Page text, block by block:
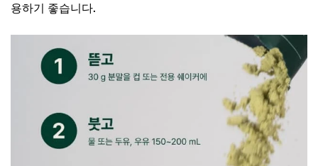
용하기 좋습니다.